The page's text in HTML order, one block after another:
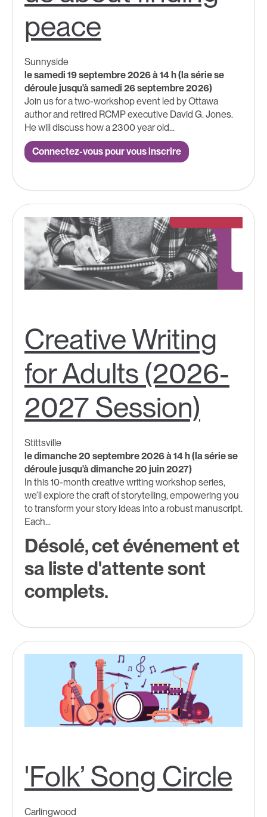
peace
Sunnyside
le samedi 19 septembre 2026 à 14 h (la série se
déroule jusqu'à samedi 26 septembre 2026)
Join us for a two-workshop event led by Ottawa
author and retired RCMP executive David G. Jones.
He will discuss how a 2300 year old...
Connectez-vous pour vous inscrire
Creative Writing
for Adults (2026-
2027 Session)
Stittsville
le dimanche 20 septembre 2026 à 14 h (la série se
déroule jusqu'à dimanche 20 juin 2027)
In this 10-month creative writing workshop series,
we’ll explore the craft of storytelling, empowering you
to transform your story ideas into a robust manuscript.
Each...
Désolé, cet événement et
sa liste d'attente sont
complets.
'Folk’ Song Circle
Carlingwood